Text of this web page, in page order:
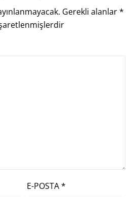
Gerekli alanlar*
E-POSTA*